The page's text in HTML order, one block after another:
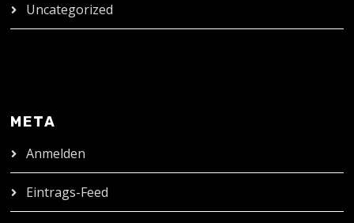
Uncategorized
META
Anmelden
Eintrags-Feed